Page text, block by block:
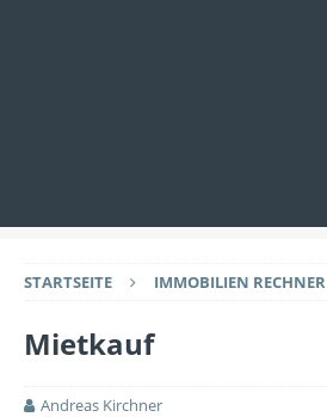
STARTSEITE IMMOBILIEN RECHNER
Mietkauf
Andreas Kirchner